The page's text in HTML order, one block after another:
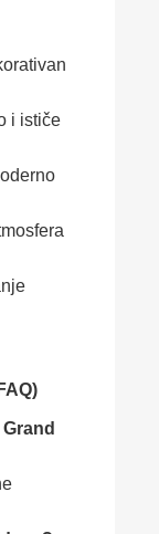
i ističe